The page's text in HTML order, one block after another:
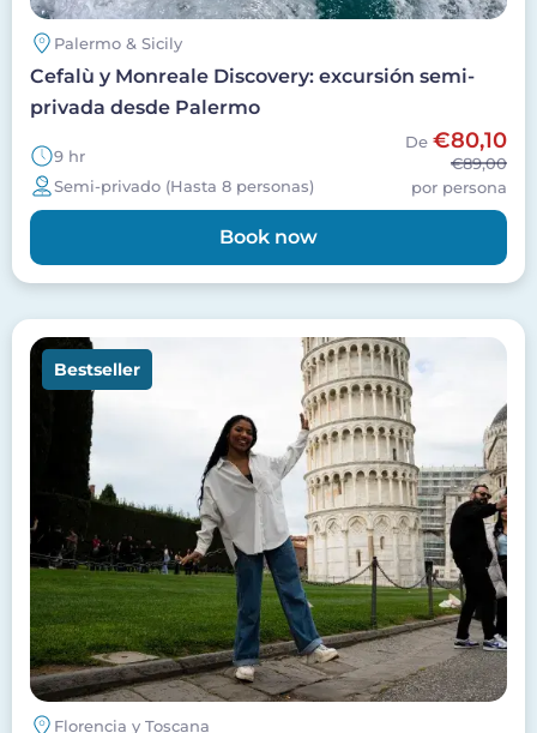
Palermo & Sicily
Cefalù y Monreale Discovery: excursión semi-
privada desde Palermo
9 hr
Semi-privado (Hasta 8 personas)
De €80,10
€89,00
por persona
Book now
Imagen
Bestseller
Florencia y Toscana